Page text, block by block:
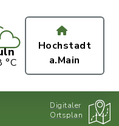
°C
Hochstadt
a.Main
Digitaler
Ortsplan